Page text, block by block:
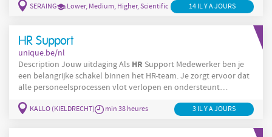
sont les suivantes : Vous assurez le suivi administratif RH et
SERAING Lower, Medium, Higher, Scientific 14 IL Y A JOURS
HR Support
unique.be/nl
Description Jouw uitdaging Als HR Support Medewerker ben je
een belangrijke schakel binnen het HR-team. Je zorgt ervoor dat
alle personeelsprocessen vlot verlopen en ondersteunt
personeelsevents. Je verantwoordelijkheden Beheer en
KALLO (KIELDRECHT) min 38 heures 3 IL Y A JOURS